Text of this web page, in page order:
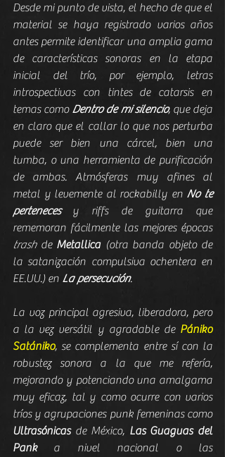
Desde mi punto de vista, el hecho de que el
material se haya registrado varios años
antes permite identificar una amplia gama
de características sonoras en la etapa
inicial del trío, por ejemplo, letras
introspectivas con tintes de catarsis en
temas como Dentro de mi silencio, que deja
en claro que el callar lo que nos perturba
puede ser bien una cárcel, bien una
tumba, o una herramienta de purificación
de ambas. Atmósferas muy afines al
metal y levemente al rockabilly en No te
perteneces y riffs de guitarra que
rememoran fácilmente las mejores épocas
trash de Metallica (otra banda objeto de
la satanización compulsiva ochentera en
EE.UU.) en La persecución.
La voz principal agresiva, liberadora, pero
a la vez versátil y agradable de Pániko
Satániko, se complementa entre sí con la
robustez sonora a la que me refería,
mejorando y potenciando una amalgama
muy eficaz, tal y como ocurre con varios
tríos y agrupaciones punk femeninas como
Ultrasónicas de México, Las Guaguas del
Pank
a nivel nacional o las